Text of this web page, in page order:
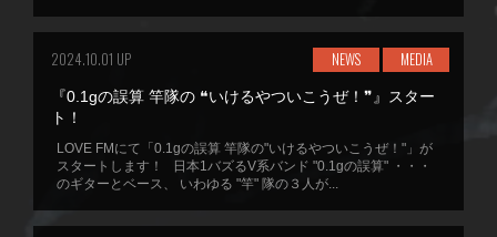
2024.10.01 UP NEWS MEDIA
『0.1gの誤算 竿隊の ❝いけるやついこうぜ！❞』スター
ト！
LOVE FMにて「0.1gの誤算 竿隊の"いけるやついこうぜ！"」が
スタートします！ 日本1バズるV系バンド "0.1gの誤算" ・・・
のギターとベース、 いわゆる "竿" 隊の３人が...